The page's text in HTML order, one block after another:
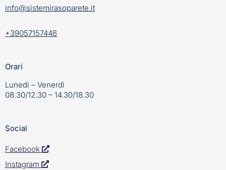
info@sistemirasoparete.it
+39057157446
Orari
Lunedì – Venerdì
08.30/12.30 – 14.30/18.30
Social
Facebook
Instagram